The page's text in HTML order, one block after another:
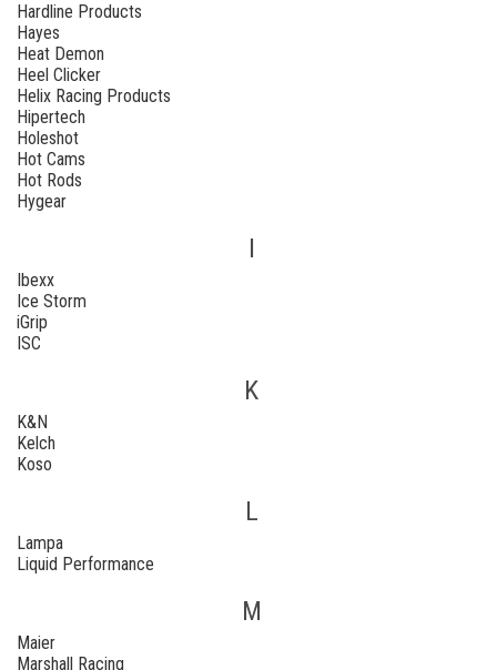
Hardline Products
Hayes
Heat Demon
Heel Clicker
Helix Racing Products
Hipertech
Holeshot
Hot Cams
Hot Rods
Hygear
I
Ibexx
Ice Storm
iGrip
ISC
K
K&N
Kelch
Koso
L
Lampa
Liquid Performance
M
Maier
Marshall Racing